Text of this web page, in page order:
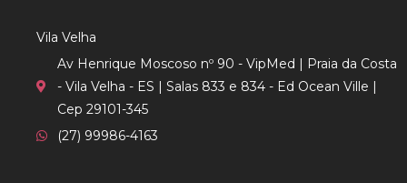
Vila Velha
Av Henrique Moscoso nº 90 - VipMed | Praia da Costa
- Vila Velha - ES | Salas 833 e 834 - Ed Ocean Ville |
Cep 29101-345
(27) 99986-4163